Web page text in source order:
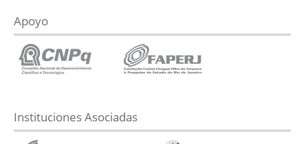
Apoyo
Instituciones Asociadas